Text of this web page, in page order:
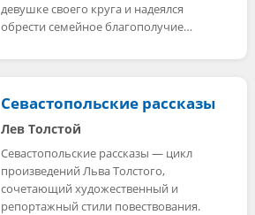
девушке своего круга и надеялся
обрести семейное благополучие…
Севастопольские рассказы
Лев Толстой
Севастопольские рассказы — цикл
произведений Льва Толстого,
сочетающий художественный и
репортажный стили повествования.